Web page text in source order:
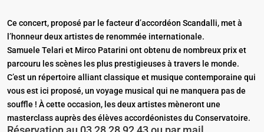
Ce concert, proposé par le facteur d’accordéon Scandalli, met à
l’honneur deux artistes de renommée internationale.
Samuele Telari et Mirco Patarini ont obtenu de nombreux prix et
parcouru les scènes les plus prestigieuses à travers le monde.
C’est un répertoire alliant classique et musique contemporaine qui
vous est ici proposé, un voyage musical qui ne manquera pas de
souffle ! À cette occasion, les deux artistes mèneront une
masterclass auprès des élèves accordéonistes du Conservatoire.